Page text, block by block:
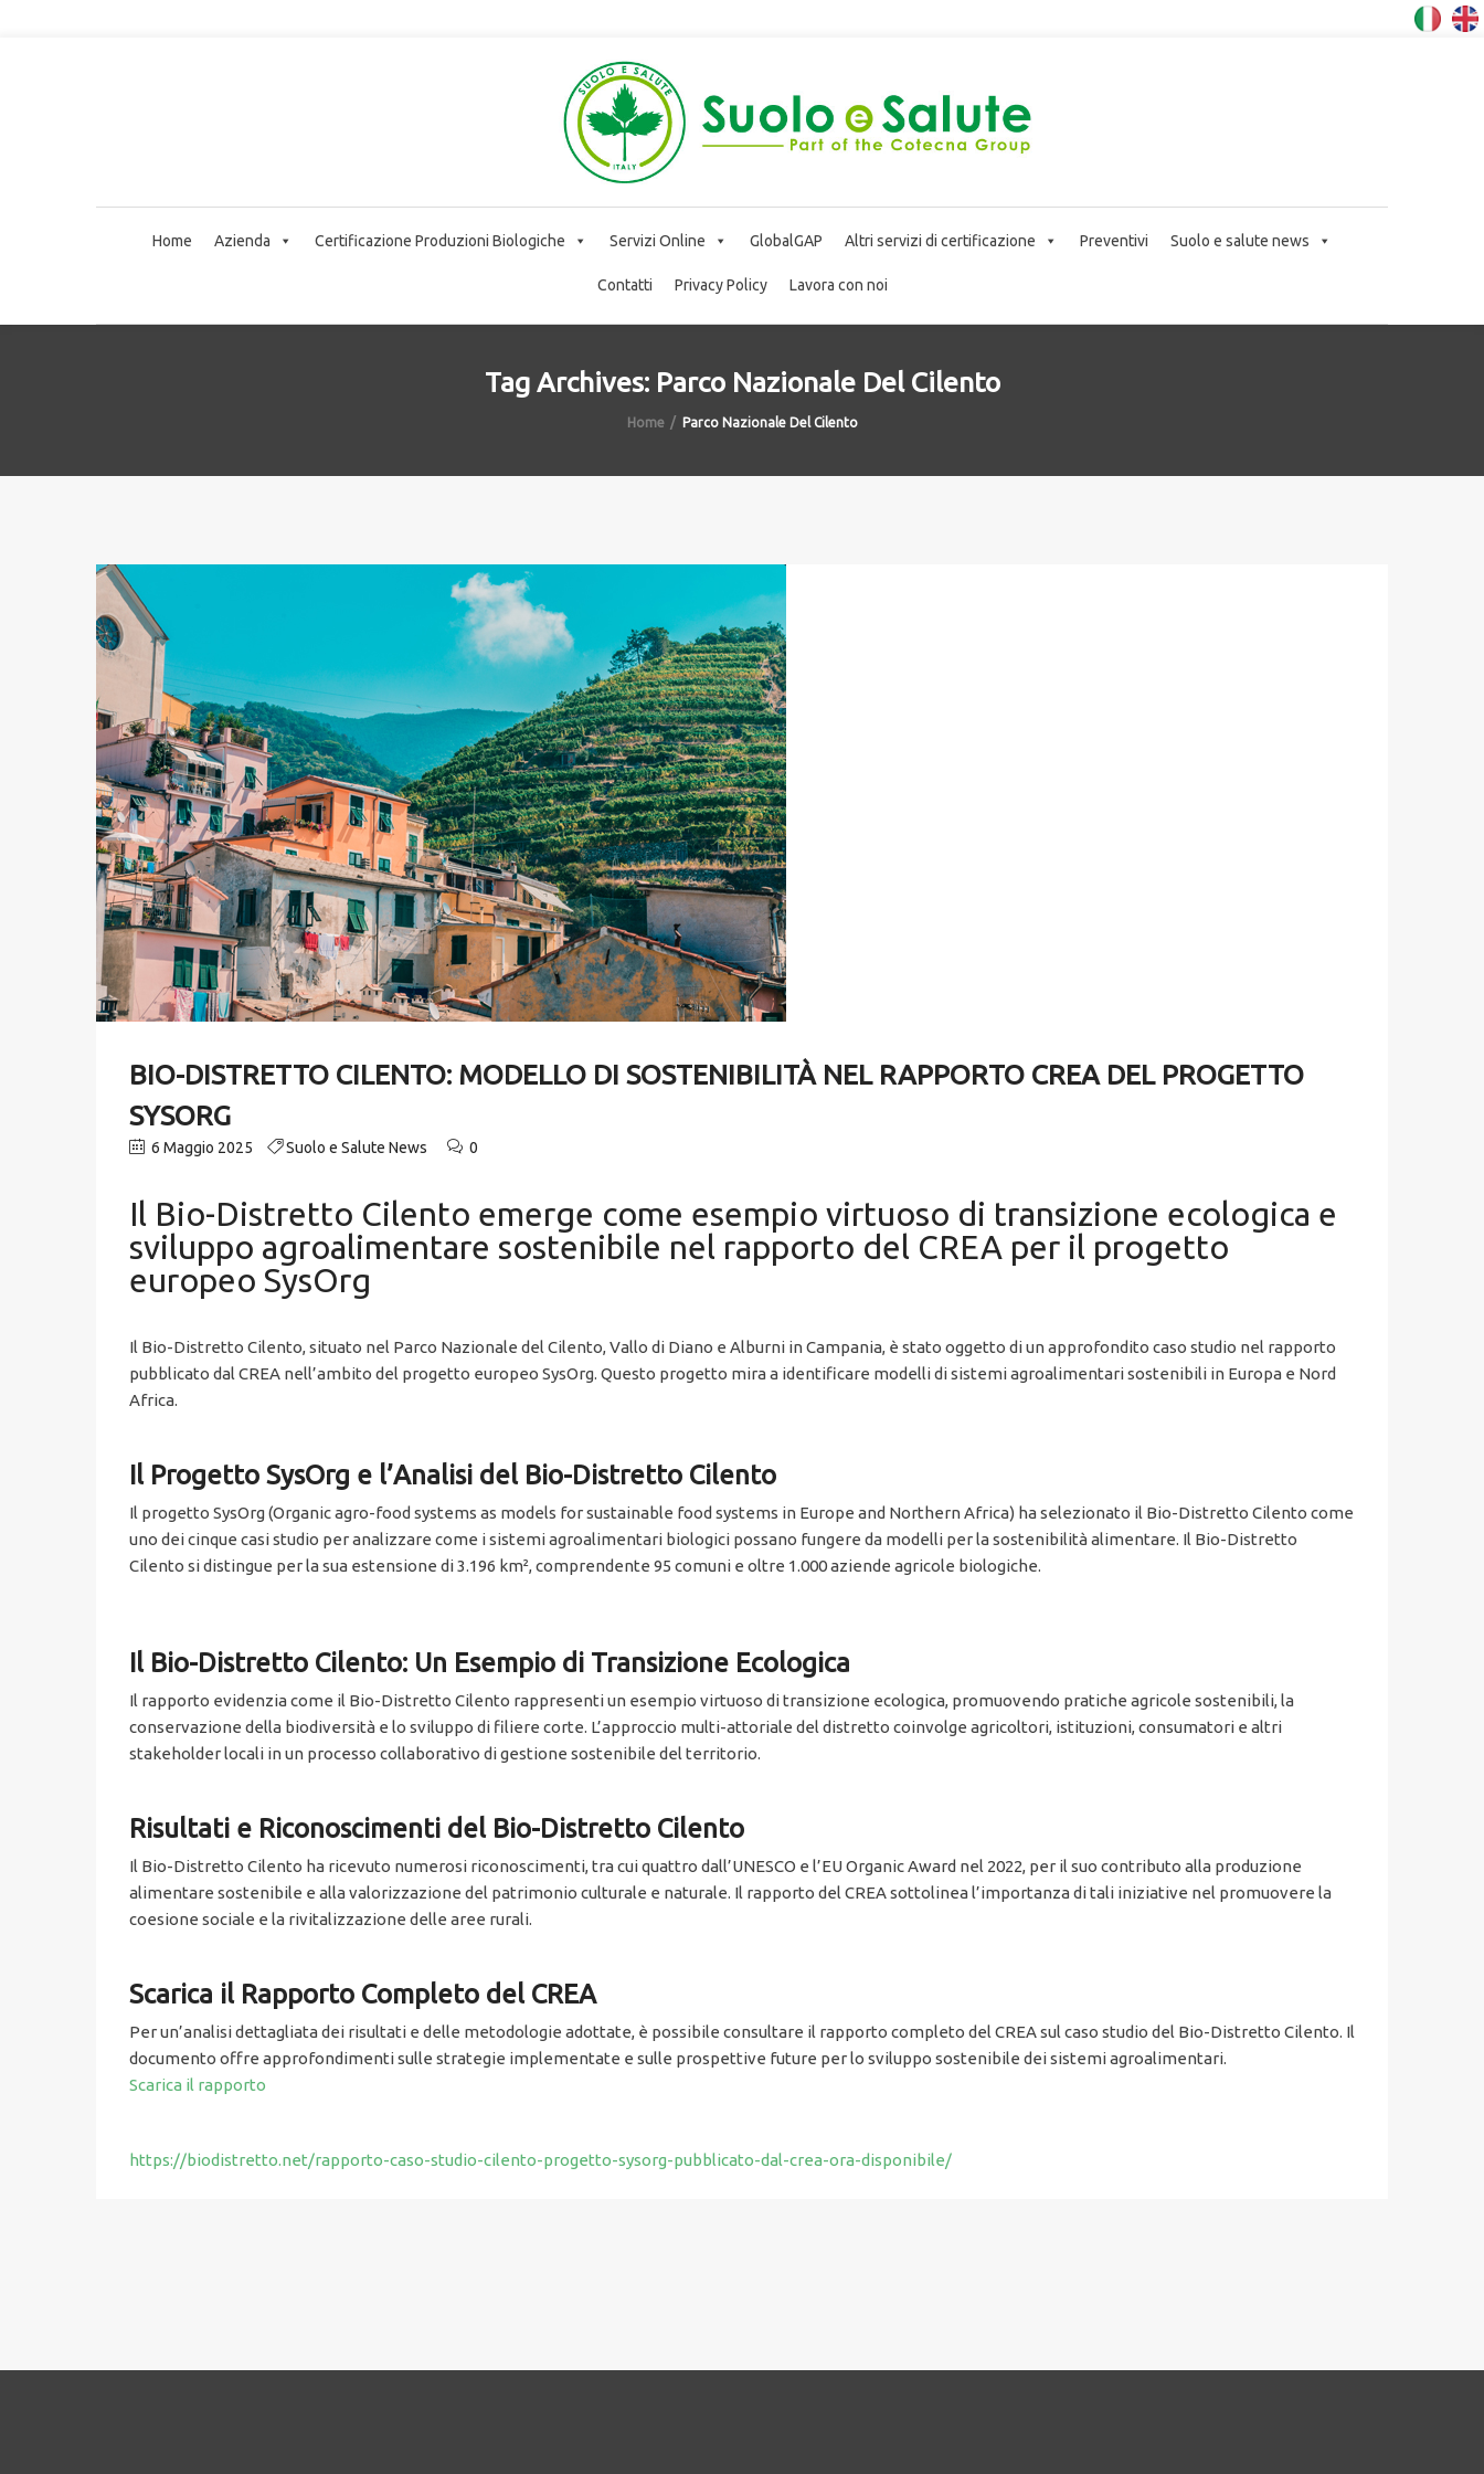
Home Azienda Certificazione Produzioni Biologiche Servizi Online GlobalGAP Altri servizi di certificazione Preventivi Suolo e salute news
Contatti Privacy Policy Lavora con noi
Tag Archives: Parco Nazionale Del Cilento
Home Parco Nazionale Del Cilento
BIO-DISTRETTO CILENTO: MODELLO DI SOSTENIBILITÀ NEL RAPPORTO CREA DEL PROGETTO
SYSORG
6 Maggio 2025 Suolo e Salute News 0
Il Bio-Distretto Cilento emerge come esempio virtuoso di transizione ecologica e
sviluppo agroalimentare sostenibile nel rapporto del CREA per il progetto
europeo SysOrg
Il Bio-Distretto Cilento, situato nel Parco Nazionale del Cilento, Vallo di Diano e Alburni in Campania, è stato oggetto di un approfondito caso studio nel rapporto
pubblicato dal CREA nell’ambito del progetto europeo SysOrg. Questo progetto mira a identificare modelli di sistemi agroalimentari sostenibili in Europa e Nord
Africa.
Il Progetto SysOrg e l’Analisi del Bio-Distretto Cilento
Il progetto SysOrg (Organic agro-food systems as models for sustainable food systems in Europe and Northern Africa) ha selezionato il Bio-Distretto Cilento come
uno dei cinque casi studio per analizzare come i sistemi agroalimentari biologici possano fungere da modelli per la sostenibilità alimentare. Il Bio-Distretto
Cilento si distingue per la sua estensione di 3.196 km², comprendente 95 comuni e oltre 1.000 aziende agricole biologiche.
Il Bio-Distretto Cilento: Un Esempio di Transizione Ecologica
Il rapporto evidenzia come il Bio-Distretto Cilento rappresenti un esempio virtuoso di transizione ecologica, promuovendo pratiche agricole sostenibili, la
conservazione della biodiversità e lo sviluppo di filiere corte. L’approccio multi-attoriale del distretto coinvolge agricoltori, istituzioni, consumatori e altri
stakeholder locali in un processo collaborativo di gestione sostenibile del territorio.
Risultati e Riconoscimenti del Bio-Distretto Cilento
Il Bio-Distretto Cilento ha ricevuto numerosi riconoscimenti, tra cui quattro dall’UNESCO e l’EU Organic Award nel 2022, per il suo contributo alla produzione
alimentare sostenibile e alla valorizzazione del patrimonio culturale e naturale. Il rapporto del CREA sottolinea l’importanza di tali iniziative nel promuovere la
coesione sociale e la rivitalizzazione delle aree rurali.
Scarica il Rapporto Completo del CREA
Per un’analisi dettagliata dei risultati e delle metodologie adottate, è possibile consultare il rapporto completo del CREA sul caso studio del Bio-Distretto Cilento. Il
documento offre approfondimenti sulle strategie implementate e sulle prospettive future per lo sviluppo sostenibile dei sistemi agroalimentari.
Scarica il rapporto
https://biodistretto.net/rapporto-caso-studio-cilento-progetto-sysorg-pubblicato-dal-crea-ora-disponibile/